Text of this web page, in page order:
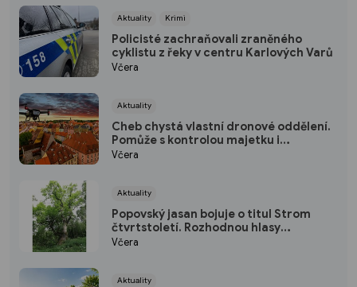
Aktuality Krimi
Policisté zachraňovali zraněného
cyklistu z řeky v centru Karlových Varů
Včera
Aktuality
Cheb chystá vlastní dronové oddělení.
Pomůže s kontrolou majetku i
bezpečností ve městě
Včera
Aktuality
Popovský jasan bojuje o titul Strom
čtvrtstoletí. Rozhodnou hlasy
veřejnosti
Včera
Aktuality